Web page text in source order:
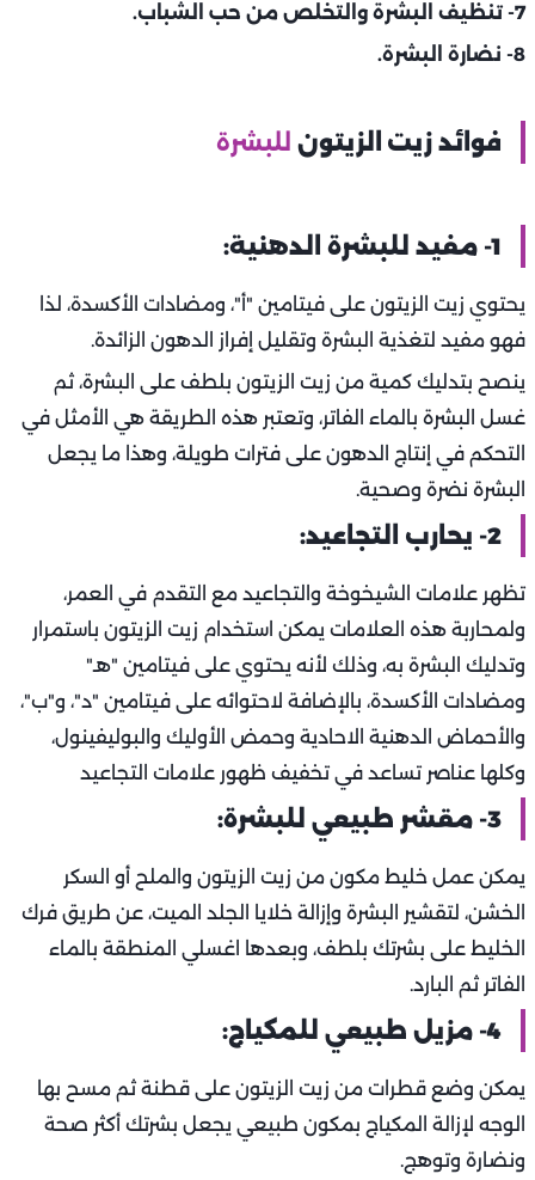
7- تنظيف البشرة والتخلص من حب الشباب.
8- نضارة البشرة.
فوائد زيت الزيتون للبشرة
1- مفيد للبشرة الدهنية:
يحتوي زيت الزيتون على فيتامين "أ"، ومضادات الأكسدة، لذا
فهو مفيد لتغذية البشرة وتقليل إفراز الدهون الزائدة.
ينصح بتدليك كمية من زيت الزيتون بلطف على البشرة، ثم
غسل البشرة بالماء الفاتر، وتعتبر هذه الطريقة هي الأمثل في
التحكم في إنتاج الدهون على فترات طويلة، وهذا ما يجعل
البشرة نضرة وصحية.
2- يحارب التجاعيد:
تظهر علامات الشيخوخة والتجاعيد مع التقدم في العمر،
ولمحاربة هذه العلامات يمكن استخدام زيت الزيتون باستمرار
وتدليك البشرة به، وذلك لأنه يحتوي على فيتامين "هـ"
ومضادات الأكسدة، بالإضافة لاحتوائه على فيتامين "د"، و"ب"،
والأحماض الدهنية الاحادية وحمض الأوليك والبوليفينول،
وكلها عناصر تساعد في تخفيف ظهور علامات التجاعيد
3- مقشر طبيعي للبشرة:
يمكن عمل خليط مكون من زيت الزيتون والملح أو السكر
الخشن، لتقشير البشرة وإزالة خلايا الجلد الميت، عن طريق فرك
الخليط على بشرتك بلطف، وبعدها اغسلي المنطقة بالماء
الفاتر ثم البارد.
4- مزيل طبيعي للمكياج:
يمكن وضع قطرات من زيت الزيتون على قطنة ثم مسح بها
الوجه لإزالة المكياج بمكون طبيعي يجعل بشرتك أكثر صحة
ونضارة وتوهج.